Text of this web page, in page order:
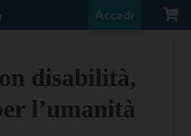
Accedi
disabilità,
l’umanità